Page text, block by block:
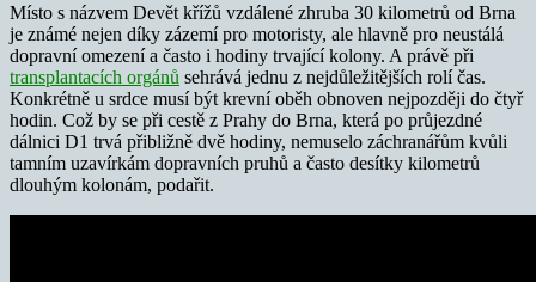
Místo s názvem Devět křížů vzdálené zhruba 30 kilometrů od Brna
je známé nejen díky zázemí pro motoristy, ale hlavně pro neustálá
dopravní omezení a často i hodiny trvající kolony. A právě při
transplantacích orgánů sehrává jednu z nejdůležitějších rolí čas.
Konkrétně u srdce musí být krevní oběh obnoven nejpozději do čtyř
hodin. Což by se při cestě z Prahy do Brna, která po průjezdné
dálnici D1 trvá přibližně dvě hodiny, nemuselo záchranářům kvůli
tamním uzavírkám dopravních pruhů a často desítky kilometrů
dlouhým kolonám, podařit.